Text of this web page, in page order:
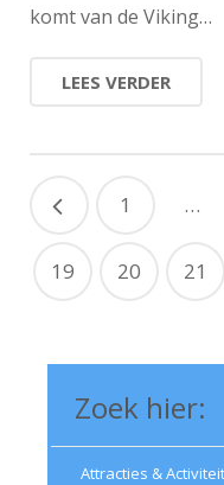
komt van de Viking…
LEES VERDER
1 …
19 20 21
Zoek hier:
Attracties &